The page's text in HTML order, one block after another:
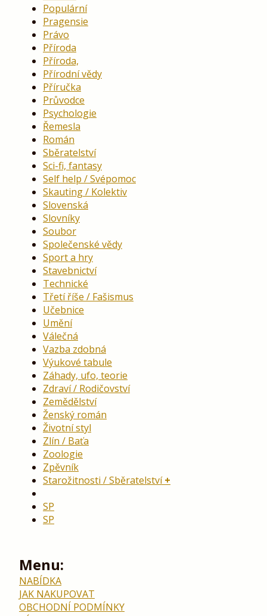
Populární
Pragensie
Právo
Příroda
Příroda,
Přírodní vědy
Příručka
Průvodce
Psychologie
Řemesla
Román
Sběratelství
Sci-fi, fantasy
Self help / Svépomoc
Skauting / Kolektiv
Slovenská
Slovníky
Soubor
Společenské vědy
Sport a hry
Stavebnictví
Technické
Třetí říše / Fašismus
Učebnice
Umění
Válečná
Vazba zdobná
Výukové tabule
Záhady, ufo, teorie
Zdraví / Rodičovství
Zemědělství
Ženský román
Životní styl
Zlín / Baťa
Zoologie
Zpěvník
Starožitnosti / Sběratelství
SP
SP
Menu:
NABÍDKA
JAK NAKUPOVAT
OBCHODNÍ PODMÍNKY